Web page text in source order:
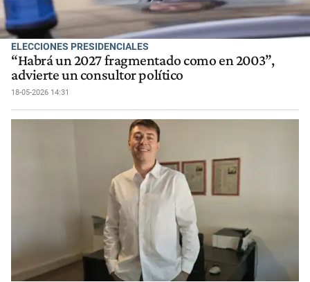
ELECCIONES PRESIDENCIALES
“Habrá un 2027 fragmentado como en 2003”,
advierte un consultor político
18-05-2026 14:31